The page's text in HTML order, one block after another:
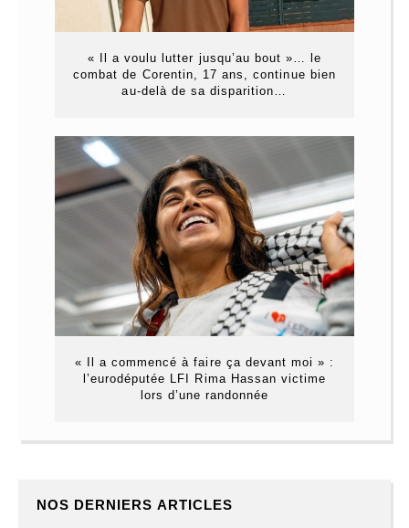
« Il a voulu lutter jusqu’au bout »… le
combat de Corentin, 17 ans, continue bien
au-delà de sa disparition…
« Il a commencé à faire ça devant moi » :
l’eurodéputée LFI Rima Hassan victime
lors d’une randonnée
NOS DERNIERS ARTICLES